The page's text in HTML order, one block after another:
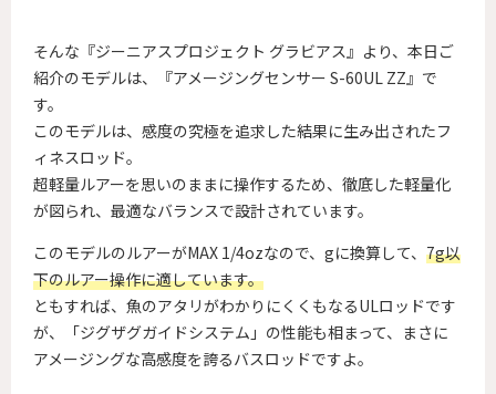
そんな『ジーニアスプロジェクト グラビアス』より、本日ご
紹介のモデルは、『アメージングセンサー S-60UL ZZ』で
す。
このモデルは、感度の究極を追求した結果に生み出されたフ
ィネスロッド。
超軽量ルアーを思いのままに操作するため、徹底した軽量化
が図られ、最適なバランスで設計されています。
このモデルのルアーがMAX 1/4ozなので、gに換算して、 7g以
下のルアー操作に適しています。
ともすれば、魚のアタリがわかりにくくもなるULロッドです
が、「ジグザグガイドシステム」の性能も相まって、まさに
アメージングな高感度を誇るバスロッドですよ。